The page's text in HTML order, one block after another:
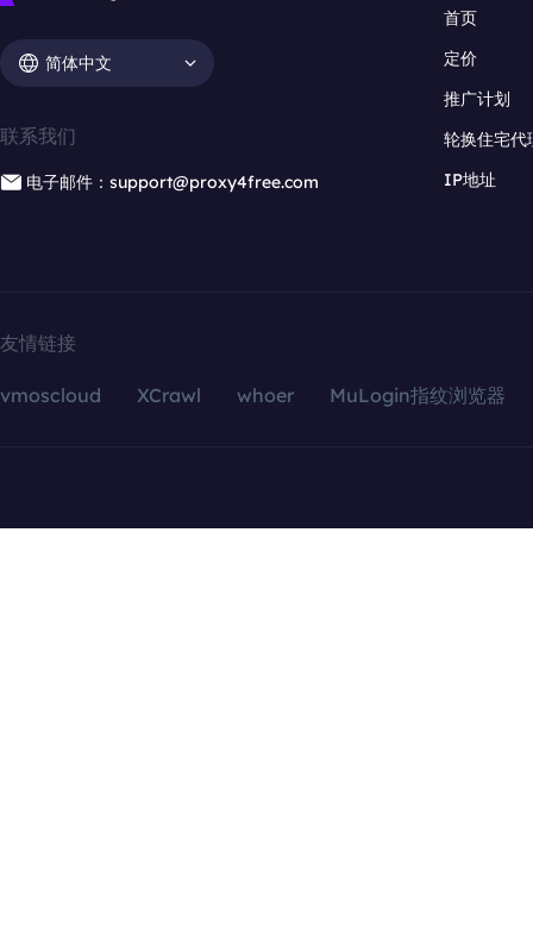
简体中文
联系我们
电子邮件：support@proxy4free.com
首页
定价
推广计划
轮换住宅代
IP地址
友情链接
vmoscloud XCrawl whoer MuLogin指纹浏览器